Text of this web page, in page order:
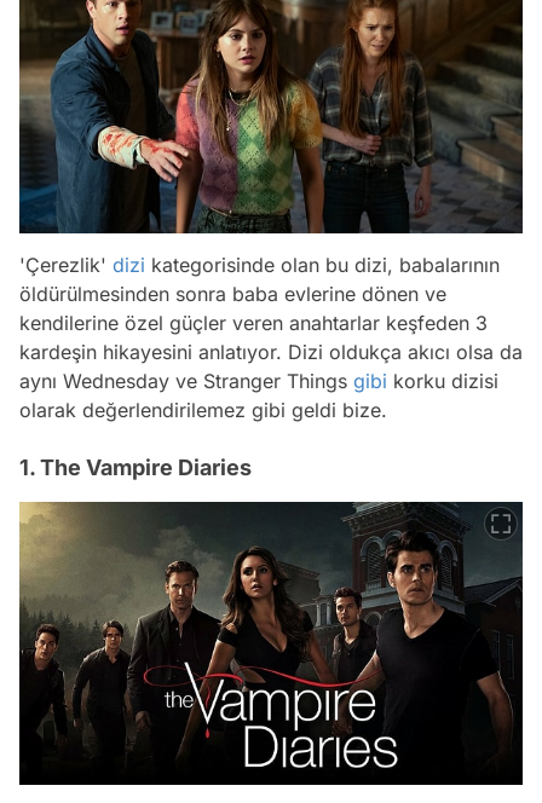
'Çerezlik' dizi kategorisinde olan bu dizi, babalarının
öldürülmesinden sonra baba evlerine dönen ve
kendilerine özel güçler veren anahtarlar keşfeden 3
kardeşin hikayesini anlatıyor. Dizi oldukça akıcı olsa da
aynı Wednesday ve Stranger Things gibi korku dizisi
olarak değerlendirilemez gibi geldi bize.
1. The Vampire Diaries